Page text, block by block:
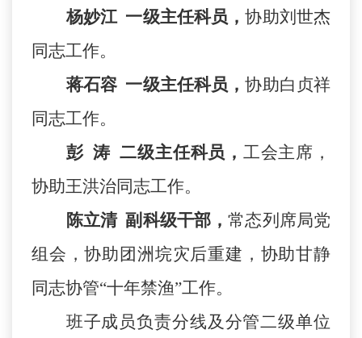
杨妙江 一级主任科员，协助刘世杰
同志工作。
蒋石容 一级主任科员，协助白贞祥
同志工作。
彭 涛 二级主任科员， 工会主席，
协助王洪治同志工作。
陈立清 副科级干部，常态列席局党
组会，协助团洲垸灾后重建，协助甘静
同志协管“十年禁渔”工作。
班子成员负责分线及分管二级单位